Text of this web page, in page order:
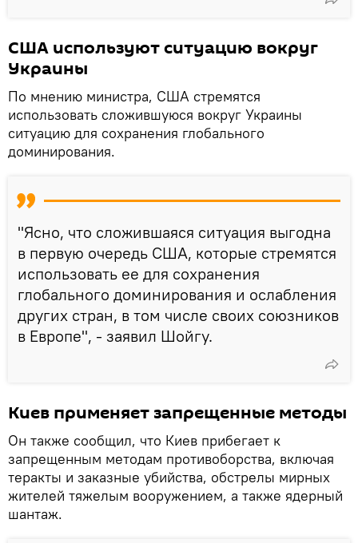
США используют ситуацию вокруг
Украины
По мнению министра, США стремятся
использовать сложившуюся вокруг Украины
ситуацию для сохранения глобального
доминирования.
"Ясно, что сложившаяся ситуация выгодна
в первую очередь США, которые стремятся
использовать ее для сохранения
глобального доминирования и ослабления
других стран, в том числе своих союзников
в Европе", - заявил Шойгу.
Киев применяет запрещенные методы
Он также сообщил, что Киев прибегает к
запрещенным методам противоборства, включая
теракты и заказные убийства, обстрелы мирных
жителей тяжелым вооружением, а также ядерный
шантаж.